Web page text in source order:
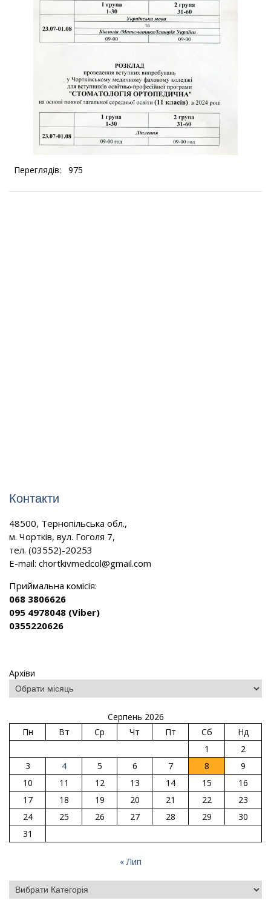
Переглядів: 975
Контакти
48500, Тернопільська обл.,
м. Чортків, вул. Гоголя 7,
тел. (03552)-20253
E-mail: chortkivmedcol@gmail.com
Приймальна комісія:
068 3806626
095 4978048 (Viber)
0355220626
Архіви
Серпень 2026
Пн
Вт Ср Чт Пт Сб
Нд
1
2
3
4 5 6 7 8
9
10
11 12 13 14 15
16
17
18 19 20 21 22
23
24
25 26 27 28 29
30
31
« Лип
Категорії